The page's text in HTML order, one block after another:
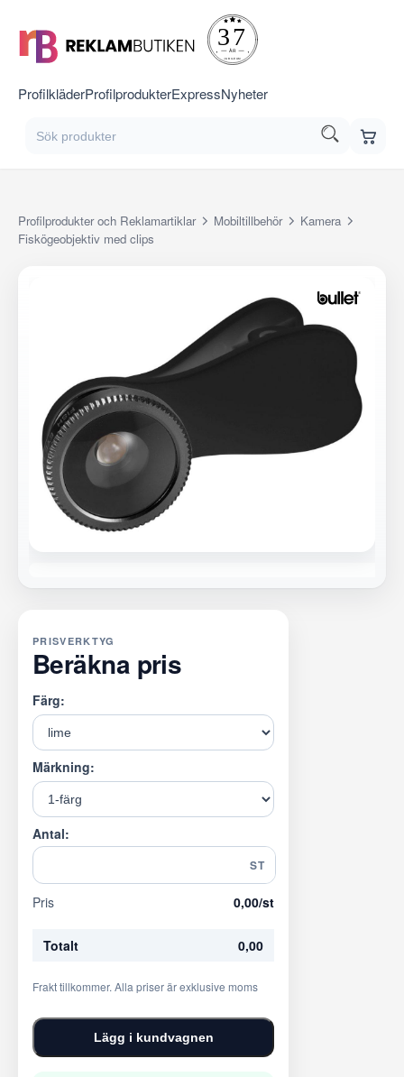
ProfilkläderProfilprodukterExpressNyheter
Profilprodukter och Reklamartiklar Mobiltillbehör
Kamera
Fiskögeobjektiv med clips
PRISVERKTYG
Beräkna pris
Färg:
Märkning:
Antal:
ST
Pris 0,00/st
Totalt 0,00
Frakt tillkommer. Alla priser är exklusive moms
Lägg i kundvagnen